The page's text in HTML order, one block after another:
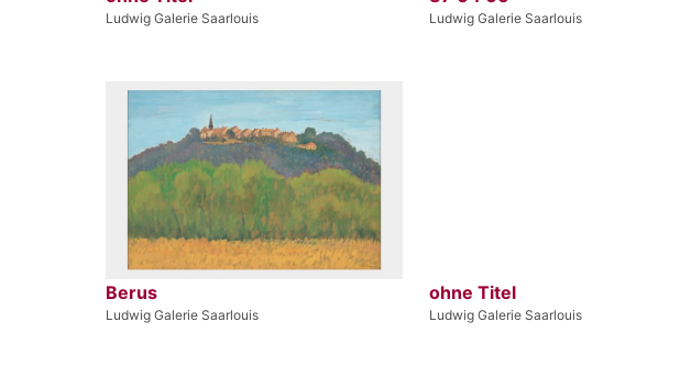
Ludwig Galerie Saarlouis Ludwig Galerie Saarlouis
Berus
Ludwig Galerie Saarlouis
ohne Titel
Ludwig Galerie Saarlouis